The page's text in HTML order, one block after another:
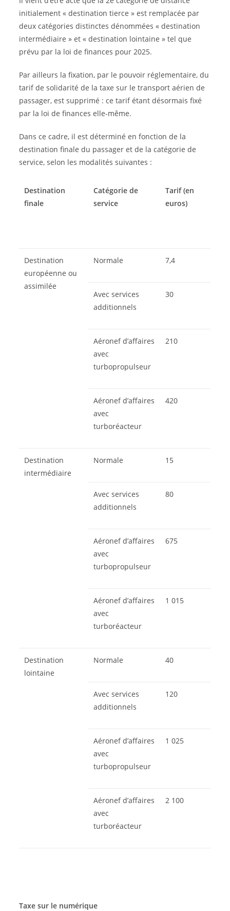
initialement « destination tierce » est remplacée par
deux catégories distinctes dénommées « destination
intermédiaire » et « destination lointaine » tel que
prévu par la loi de finances pour 2025.
Par ailleurs la fixation, par le pouvoir réglementaire, du
tarif de solidarité de la taxe sur le transport aérien de
passager, est supprimé : ce tarif étant désormais fixé
par la loi de finances elle-même.
Dans ce cadre, il est déterminé en fonction de la
destination finale du passager et de la catégorie de
service, selon les modalités suivantes :
Destination
finale
Catégorie de
service
Tarif (en
euros)
Destination
européenne ou
assimilée
Normale 7,4
Avec services
additionnels
30
Aéronef d’affaires
avec
turbopropulseur
210
Aéronef d’affaires
avec
turboréacteur
420
Destination
intermédiaire
Normale 15
Avec services
additionnels
80
Aéronef d’affaires
avec
turbopropulseur
675
Aéronef d’affaires
avec
turboréacteur
1 015
Destination
lointaine
Normale 40
Avec services
additionnels
120
Aéronef d’affaires
avec
turbopropulseur
1 025
Aéronef d’affaires
avec
turboréacteur
2 100
Taxe sur le numérique